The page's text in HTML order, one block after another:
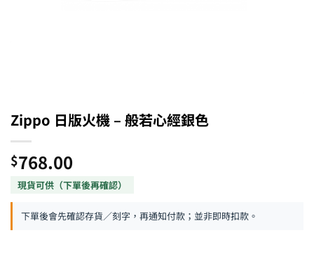
Zippo 日版火機 – 般若心經銀色
$768.00
下單後會先確認存貨／刻字，再通知付款；並非即時扣款。